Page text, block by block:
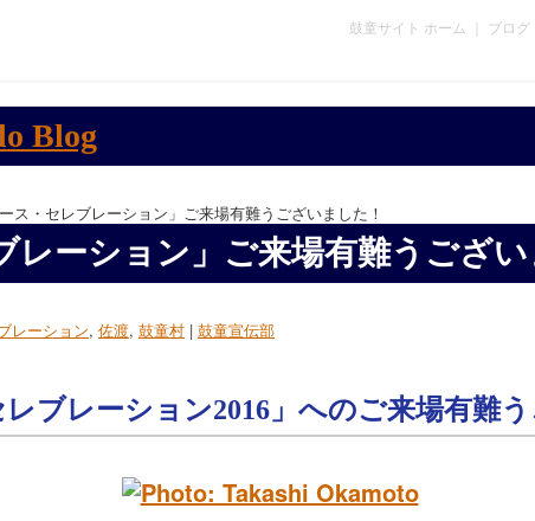
鼓童サイト ホーム ブログ
ス・セレブレーション」ご来場有難うございました！
レーション」ご来場有難うござ
レーション, 佐渡, 鼓童村 | 鼓童宣伝部
レブレーション2016」へのご来場有難